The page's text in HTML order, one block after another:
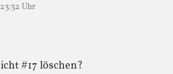
Uhr
#17 löschen?